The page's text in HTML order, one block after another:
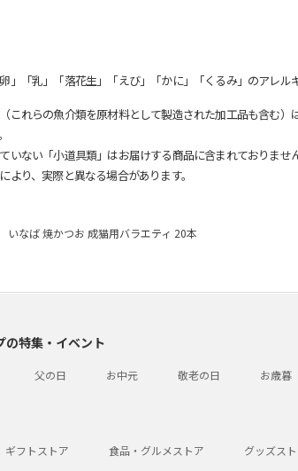
」「乳」「落花生」「えび」「かに」「くるみ」のアレル
これらの魚介類を原材料として製造された加工品も含む）
いない「小道具類」はお届けする商品に含まれておりません
り、実際と異なる場合があります。
いなば 焼かつお 成猫用バラエティ 20本
の特集・イベント
父の日 お中元 敬老の日 お歳暮
ギフトストア 食品・グルメストア グッズス